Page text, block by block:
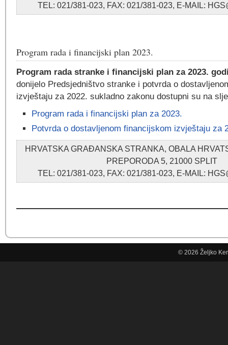
TEL: 021/381-023, FAX: 021/381-023, E-MAIL:
Program rada i financijski plan 2023.
Program rada stranke i financijski plan za 2023.
donijelo Predsjedništvo stranke i potvrda o
izvještaju za 2022. sukladno zakonu dostupni su na
Program rada i financijski plan za 2023.
Potvrda o dostavljenom financijskom izvještaju za
HRVATSKA GRAĐANSKA STRANKA, OBALA
PREPORODA 5, 21000 SPLIT
TEL: 021/381-023, FAX: 021/381-023, E-MAIL:
© 2026 Željko